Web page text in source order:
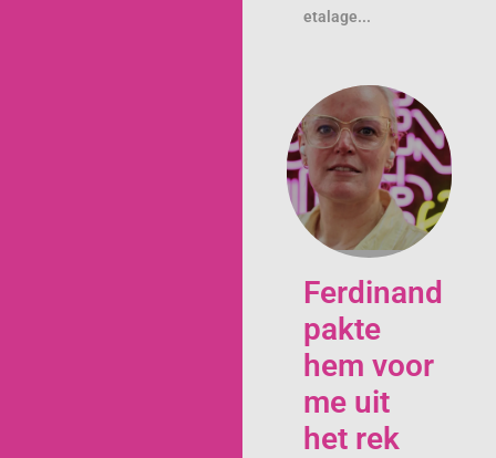
etalage...
Ferdinand
pakte
hem voor
me uit
het rek